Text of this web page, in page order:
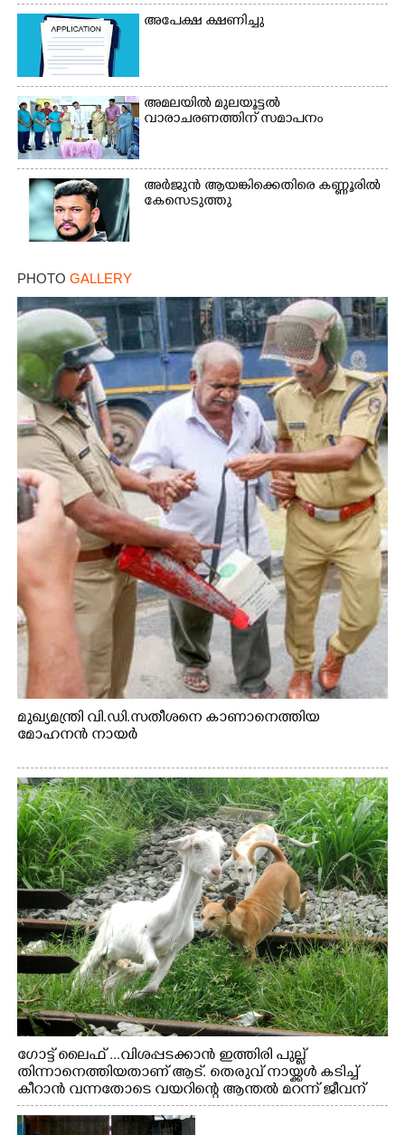
അപേക്ഷ ക്ഷണിച്ചു
അമലയിൽ മുലയൂട്ടൽ
വാരാചരണത്തിന് സമാപനം
അർജുൻ ആയങ്കിക്കെതിരെ കണ്ണൂരിൽ
കേസെടുത്തു
PHOTO GALLERY
മുഖ്യമന്ത്രി വി.ഡി.സതീശനെ കാണാനെത്തിയ
മോഹനൻ നായർ
ഗോട്ട് ലൈഫ് ...വിശപ്പടക്കാൻ ഇത്തിരി പുല്ല്
തിന്നാനെത്തിയതാണ് ആട്. തെരുവ് നായ്ക്കൾ കടിച്ച്
കീറാൻ വന്നതോടെ വയറിന്റെ ആന്തൽ മറന്ന് ജീവന്
വേണ്ടിയായി ഓട്ടം. എറണാകുളം വാത്തുരുത്തിയിൽ
നിന്നുള്ള കാഴ്ച
Copy Link